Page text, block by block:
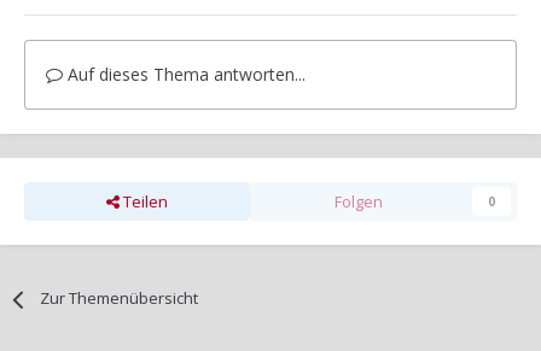
Auf dieses Thema antworten...
Teilen Folgen 0
Zur Themenübersicht